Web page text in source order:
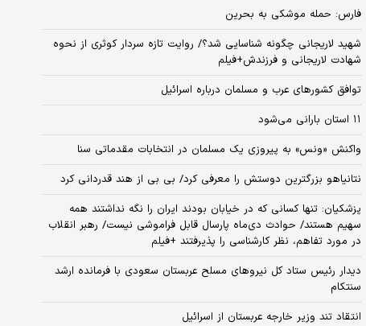
فارس: حمله موشکی به بحرین
شهید لاریجانی چگونه شناسایی شد؟/ روایت تازه سردار کوثری از نحوه
شهادت لاریجانی و فرزندش+فیلم
توافق کشورهای عرب و مسلمان درباره اسرائیل
۱۱ استان بارانی می‌شود
واکنش «ونس» به پیروزی یک مسلمان در انتخابات مقدماتی سنا
نتانیاهو بزرگترین دوستش را معرفی کرد/ بی بی از هند قدردانی کرد
پزشکیان: تنها کسانی که در خیابان بودند ایران را نگه نداشتند همه
سهیم هستند/ حوادث دی‌ماه پارسال قابل فراموشی نیست/ رهبر انقلاب
در مورد تفاهم، نظر کارشناسی را پذیرفتند +فیلم
دیدار رئیس ستاد کل نیروهای مسلح عربستان سعودی با فرمانده ارشد
سنتکام
انتقاد تند وزیر خارجه عربستان از اسرائیل